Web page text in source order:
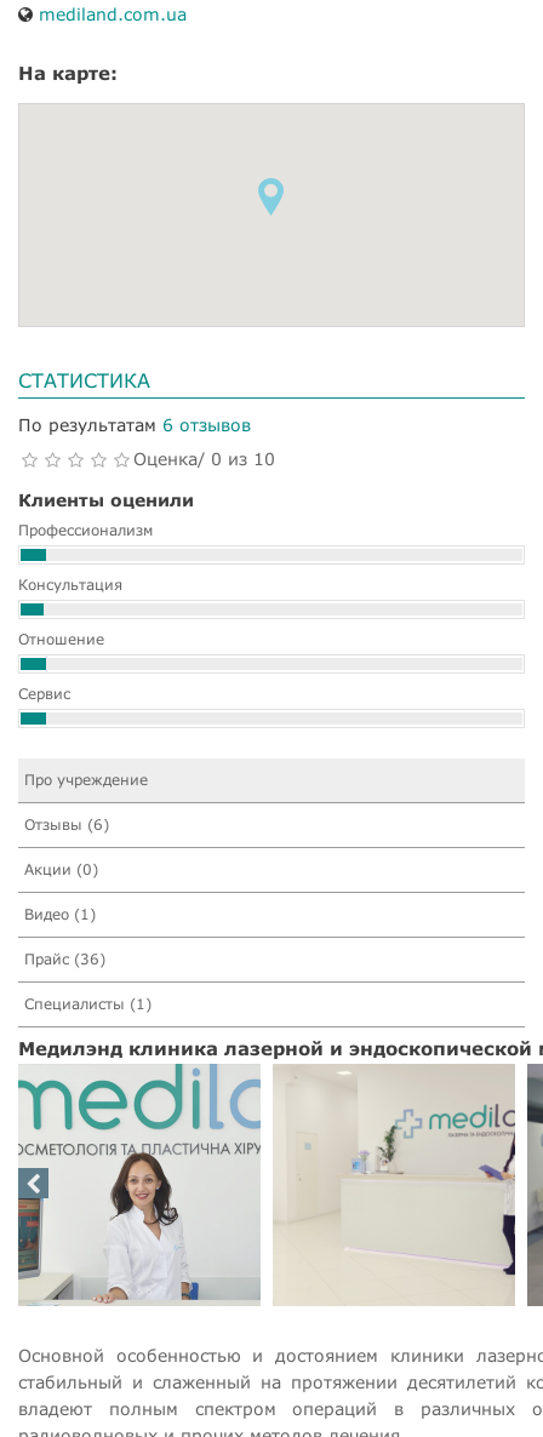
mediland.com.ua
На карте:
СТАТИСТИКА
По результатам 6 отзывов
Оценка/ 0 из 10
Клиенты оценили
Профессионализм
Консультация
Отношение
Сервис
Про учреждение
Отзывы (6)
Акции (0)
Видео (1)
Прайс (36)
Специалисты (1)
Медилэнд клиника лазерной и
Основной особенностью и достоянием клиники
стабильный и слаженный на протяжении десятилетий
владеют полным спектром операций в различных